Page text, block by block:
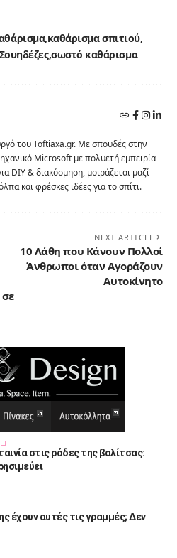
καθάρισμα σπιτιού
Σουηδέζεςσωστό καθάρισμα
του Toftiaxa.gr. Με σπουδές στην
Microsoft με πολυετή εμπειρία
DIY & διακόσμηση, μοιράζεται μαζί
και φρέσκες ιδέες για το σπίτι.
σε
NEXT ARTICLE
10 Λάθη που Κάνουν Πολλοί
Άνθρωποι όταν Αγοράζουν
Αυτοκίνητο
στις ρόδες της βαλίτσας:
έχουν αυτές τις γραμμές; Δεν